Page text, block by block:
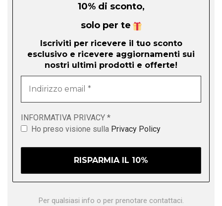
10% di sconto,
solo per te
Iscriviti per ricevere il tuo sconto
esclusivo e ricevere aggiornamenti sui
nostri ultimi prodotti e offerte!
email
*
INFORMATIVA PRIVACY *
Ho preso visione sulla Privacy Policy
Per qualsiasi info o per prenotare contattaci.